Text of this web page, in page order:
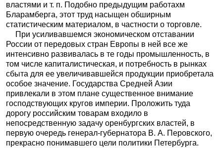
властями и т. п. Подобно предыдущим работахм
Бларамберга, этот труд насыщен обширным
статистическим материалом, в частности о торговле.
При усиливавшемся экономическом отставании
России от передовых стран Европы в ней все же
интенсивно развивалась в те годы промышленность, в
том числе капиталистическая, и потребность в рынках
сбыта для ее увеличивавшейся продукции приобретала
особое значение. Государства Средней Азии
привлекали в этом плане существенное внимание
господствующих кругов империи. Проложить туда
дорогу российским товарам входило в
непосредственную задачу оренбургских властей, в
первую очередь генерал-губернатора В. А. Перовского,
прекрасно понимавшего цели политики Петербурга.